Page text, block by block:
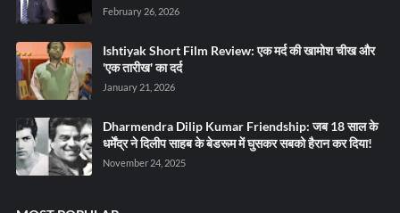
February 26, 2026
Ishtiyak Short Film Review: एक मर्द की खामोश चीख और
'एक तारीख' का दर्द
January 21, 2026
Dharmendra Dilip Kumar Friendship: जब 18 साल के
धर्मेंद्र ने दिलीप साहब के बेडरूम में घुसकर सबको हैरान कर दिया!
November 24, 2025